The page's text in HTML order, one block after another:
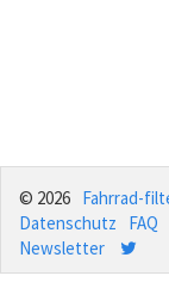
© 2026 Fahrrad-
Datenschutz
FAQ
Newsletter